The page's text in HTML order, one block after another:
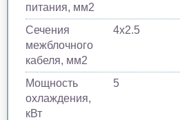
питания, мм2
Сечения
межблочного
кабеля, мм2
4x2.5
Мощность
охлаждения,
кВт
5